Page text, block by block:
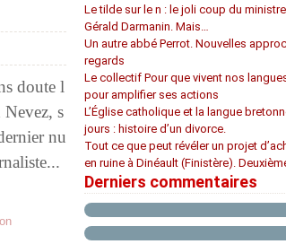
doute l
s
nu
Le tilde sur le n : le joli coup du
Gérald Darmanin. Mais…
Un autre abbé Perrot. Nouvelles
regards
Le collectif Pour que vivent nos
pour amplifier ses actions
L’Église catholique et la langue
jours : histoire d’un divorce.
Tout ce que peut révéler un projet
en ruine à Dinéault (Finistère).
Derniers commentaires